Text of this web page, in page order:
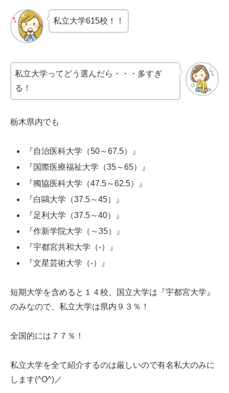
私立大学615校！！
私立大学ってどう選んだら・・・多すぎ
る！
栃木県内でも
『自治医科大学（50～67.5）』
『国際医療福祉大学（35～65）』
『獨協医科大学（47.5～62.5）』
『白鷗大学（37.5～45）』
『足利大学（37.5～40）』
『作新学院大学（～35）』
『宇都宮共和大学（-）』
『文星芸術大学（-）』
短期大学を含めると１４校。国立大学は『宇都宮大学』
のみなので、私立大学は県内９３％！
全国的には７７％！
私立大学を全て紹介するのは厳しいので有名私大のみに
します(^O^)／